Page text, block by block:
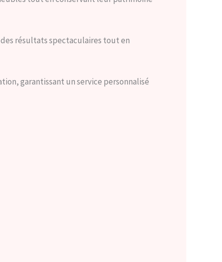
résultats spectaculaires tout en
garantissant un service personnalisé